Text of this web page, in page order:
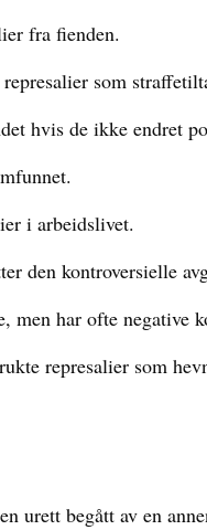
fra fienden.
som
hvis de ikke endret
i arbeidslivet.
den kontroversielle
har ofte negative
represalier som
urett begått av en